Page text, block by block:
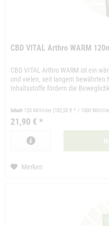
CBD VITAL Arthro WARM
CBD VITAL Arthro WARM ist ein
und vielen, seit langem bewährten
Inhaltsstoffe fördern die
Inhalt 120 Milliliter (182,50 € * / 1000
21,90 € *
Merken